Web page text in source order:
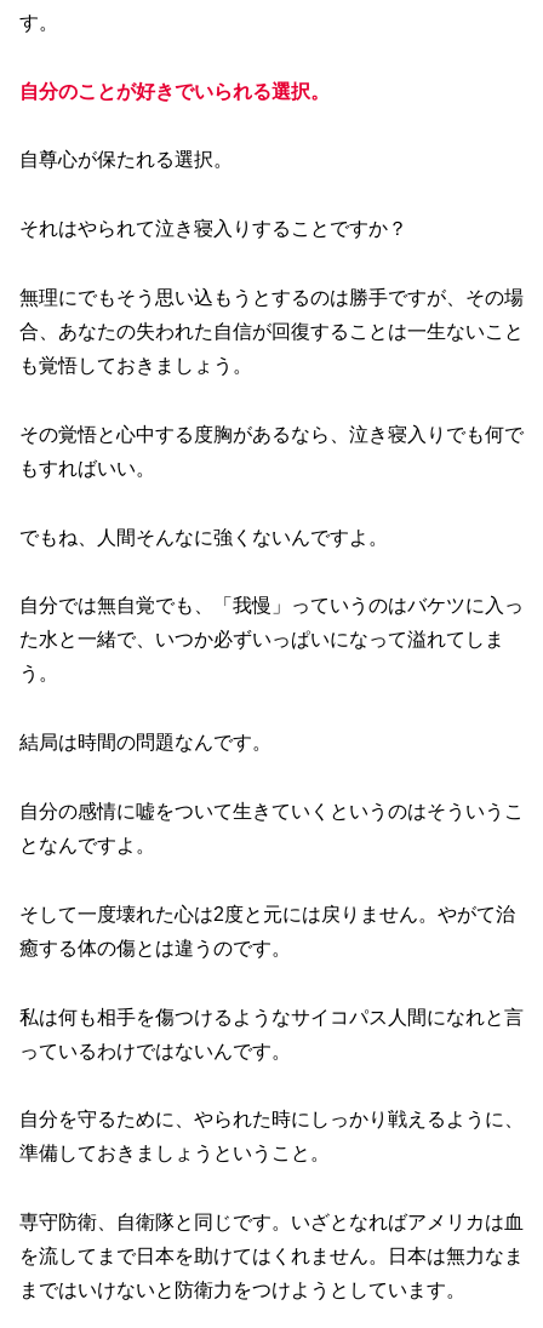
す。
自分のことが好きでいられる選択。
自尊心が保たれる選択。
それはやられて泣き寝入りすることですか？
無理にでもそう思い込もうとするのは勝手ですが、その場
合、あなたの失われた自信が回復することは一生ないこと
も覚悟しておきましょう。
その覚悟と心中する度胸があるなら、泣き寝入りでも何で
もすればいい。
でもね、人間そんなに強くないんですよ。
自分では無自覚でも、「我慢」っていうのはバケツに入っ
た水と一緒で、いつか必ずいっぱいになって溢れてしま
う。
結局は時間の問題なんです。
自分の感情に嘘をついて生きていくというのはそういうこ
となんですよ。
そして一度壊れた心は2度と元には戻りません。やがて治
癒する体の傷とは違うのです。
私は何も相手を傷つけるようなサイコパス人間になれと言
っているわけではないんです。
自分を守るために、やられた時にしっかり戦えるように、
準備しておきましょうということ。
専守防衛、自衛隊と同じです。いざとなればアメリカは血
を流してまで日本を助けてはくれません。日本は無力なま
まではいけないと防衛力をつけようとしています。